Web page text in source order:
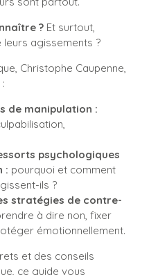
? Et surtout,
agissements ?
Christophe Caupenne,
de manipulation :
psychologiques
: pourquoi et comment
ils ?
stratégies de contre-
à dire non, fixer
émotionnellement.
et des conseils
ce guide vous